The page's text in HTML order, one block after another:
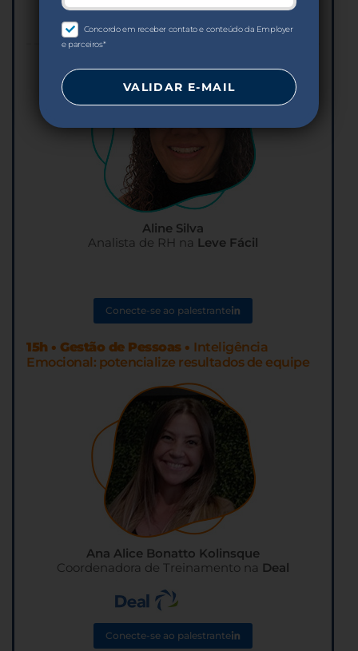
Conecte-se ao palestrante
Aline Silva
Analista de RH na Leve Fácil
Conecte-se ao palestrante
15h • Gestão de Pessoas • Inteligência
Emocional: potencialize resultados de equipe
Ana Alice Bonatto Kolinsque
Coordenadora de Treinamento na Deal
Conecte-se ao palestrante
Concordo em receber contato e conteúdo da Employer
e parceiros*